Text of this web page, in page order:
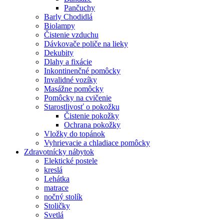
Pančuchy
Barly Chodidlá
Biolampy
Čistenie vzduchu
Dávkovače poliče na lieky
Dekubity
Dlahy a fixácie
Inkontinenčné pomôcky
Invalidné vozíky
Masážne pomôcky
Pomôcky na cvičenie
Starostlivosť o pokožku
Čistenie pokožky
Ochrana pokožky
Vložky do topánok
Vyhrievacie a chladiace pomôcky
Zdravotnícky nábytok
Elektické postele
kreslá
Lehátka
matrace
nočný stolík
Stoličky
Svetlá